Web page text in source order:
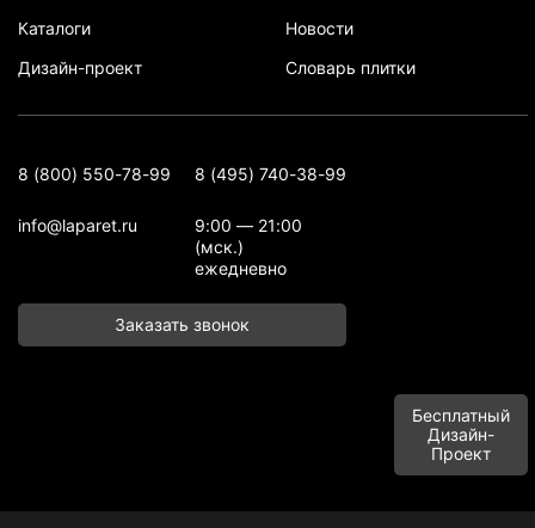
Каталоги
Дизайн-проект
Новости
Словарь плитки
8 (800) 550-78-99 8 (495) 740-38-99
info@laparet.ru
9:00 — 21:00
(мск.)
ежедневно
Заказать звонок
Бесплатный
Дизайн-
Проект